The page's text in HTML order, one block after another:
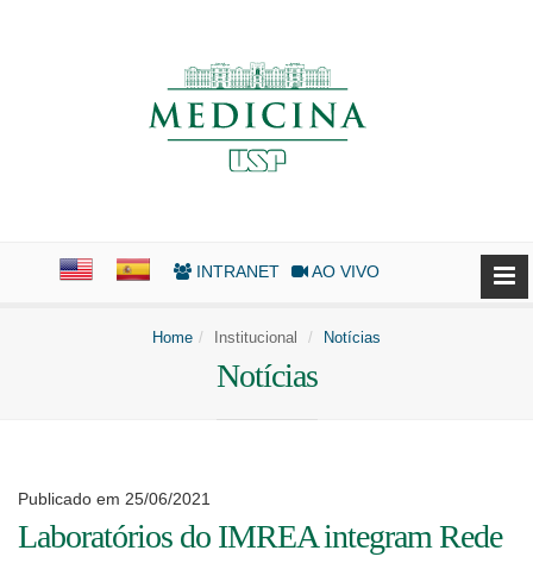
INTRANET AO VIVO
Home Institucional Notícias
Notícias
Publicado em 25/06/2021
Laboratórios do IMREA integram Rede